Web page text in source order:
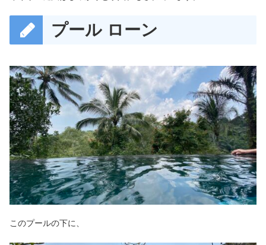
プール ローン
このプールの下に、